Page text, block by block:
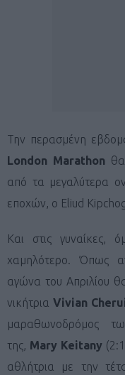
Την περασμένη
London Marathon
από τα μεγαλύτερα
εποχών, ο Eliud
Και στις γυναίκες,
χαμηλότερο. Όπως
αγώνα του Απριλίου
νικήτρια Vivian
μαραθωνοδρόμος
της, Mary Keitany
αθλήτρια με την